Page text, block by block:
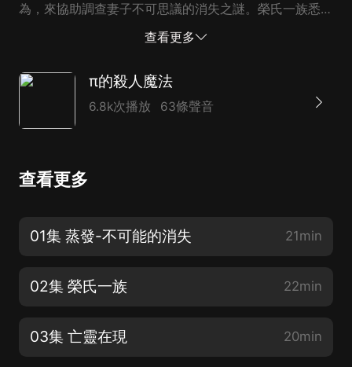
為，來協助調查妻子不可思議的消失之謎。榮氏一族悉數
登場，榮府漸漸被罪案的陰影籠罩。神秘現身又憑空消失
...
查看更多
π的殺人魔法
6.8k次播放 63條聲音
查看更多
01集 蒸發-不可能的消失 21min
02集 榮氏一族 22min
03集 亡靈在現 20min